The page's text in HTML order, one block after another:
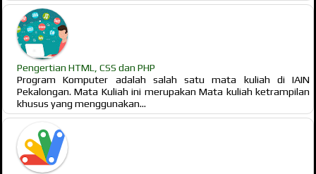
Pengertian HTML, CSS dan PHP
Program Komputer adalah salah satu mata kuliah di IAIN
Pekalongan. Mata Kuliah ini merupakan Mata kuliah ketrampilan
khusus yang menggunakan...